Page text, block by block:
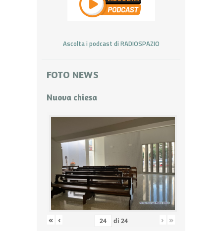
Ascolta i podcast di RADIOSPAZIO
FOTO NEWS
Nuova chiesa
« ‹ di 24 › »